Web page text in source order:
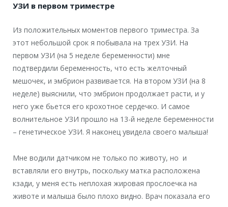
УЗИ в первом триместре
Из положительных моментов первого триместра. За
этот небольшой срок я побывала на трех УЗИ. На
первом УЗИ (на 5 неделе беременности) мне
подтвердили беременность, что есть желточный
мешочек, и эмбрион развивается. На втором УЗИ (на 8
неделе) выяснили, что эмбрион продолжает расти, и у
него уже бьется его крохотное сердечко. И самое
волнительное УЗИ прошло на 13-й неделе беременности
– генетическое УЗИ. Я наконец увидела своего малыша!
Мне водили датчиком не только по животу, но и
вставляли его внутрь, поскольку матка расположена
кзади, у меня есть неплохая жировая прослоечка на
животе и малыша было плохо видно. Врач показала его